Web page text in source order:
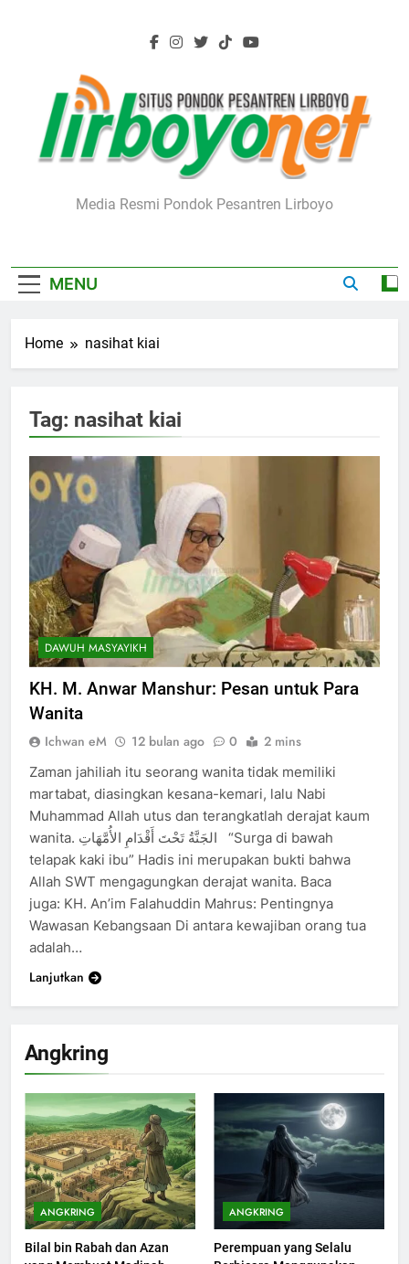
Lirboyo.net
Media Resmi Pondok Pesantren Lirboyo
MENU
Home nasihat kiai
Angkring
ANGKRING
Bilal bin Rabah dan Azan
ANGKRING
Perempuan yang Selalu
200
Khutbah Idul Fitri di Rumah
KHUTBAH
201
Khutbah jumat: Sejarah
Seebagai Pembangkit Jiwa
KHUTBAH
Tag: nasihat kiai
DAWUH MASYAYIKH
KH. M. Anwar Manshur: Pesan untuk Para
Wanita
Ichwan eM 12 bulan ago 0 2 mins
Zaman jahiliah itu seorang wanita tidak memiliki
martabat, diasingkan kesana-kemari, lalu Nabi
Muhammad Allah utus dan terangkatlah derajat kaum
wanita. الجَنَّةُ تَحْتَ أَقْدَامِ الأُمَّهَاتِ “Surga di bawah
telapak kaki ibu” Hadis ini merupakan bukti bahwa
Allah SWT mengagungkan derajat wanita. Baca
juga: KH. An’im Falahuddin Mahrus: Pentingnya
Wawasan Kebangsaan Di antara kewajiban orang tua
adalah…
Lanjutkan